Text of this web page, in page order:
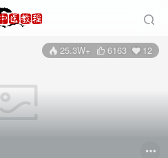
25.3W+ 6163 12